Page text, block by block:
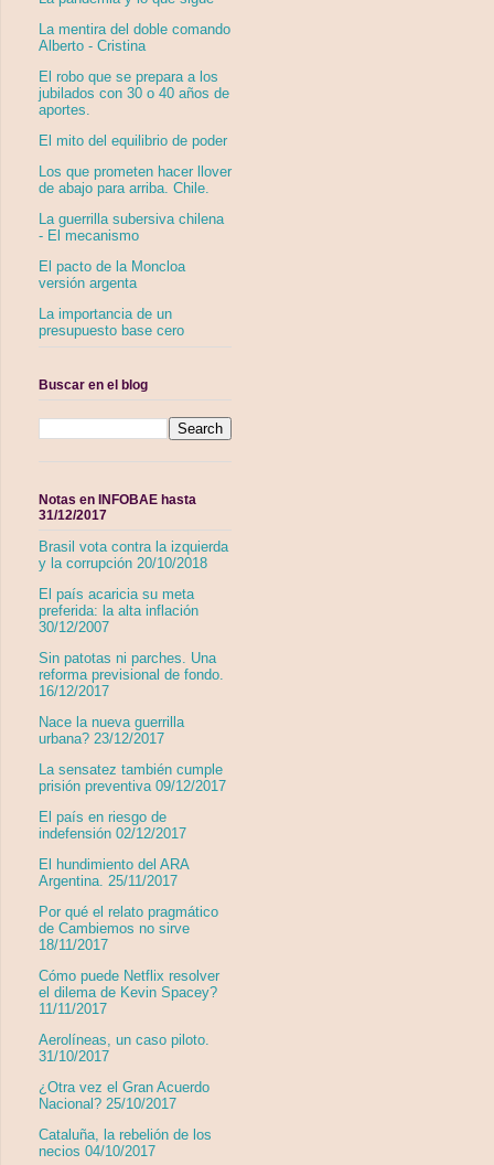
La mentira del doble comando
Alberto - Cristina
El robo que se prepara a los
jubilados con 30 o 40 años de
aportes.
El mito del equilibrio de poder
Los que prometen hacer llover
de abajo para arriba. Chile.
La guerrilla subersiva chilena
- El mecanismo
El pacto de la Moncloa
versión argenta
La importancia de un
presupuesto base cero
Buscar en el blog
Notas en INFOBAE hasta
31/12/2017
Brasil vota contra la izquierda
y la corrupción 20/10/2018
El país acaricia su meta
preferida: la alta inflación
30/12/2007
Sin patotas ni parches. Una
reforma previsional de fondo.
16/12/2017
Nace la nueva guerrilla
urbana? 23/12/2017
La sensatez también cumple
prisión preventiva 09/12/2017
El país en riesgo de
indefensión 02/12/2017
El hundimiento del ARA
Argentina. 25/11/2017
Por qué el relato pragmático
de Cambiemos no sirve
18/11/2017
Cómo puede Netflix resolver
el dilema de Kevin Spacey?
11/11/2017
Aerolíneas, un caso piloto.
31/10/2017
¿Otra vez el Gran Acuerdo
Nacional? 25/10/2017
Cataluña, la rebelión de los
necios 04/10/2017